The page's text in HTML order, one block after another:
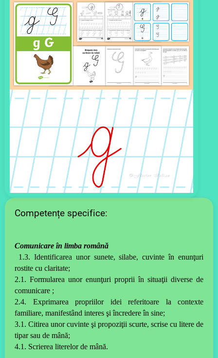
Competențe specifice:
Comunicare în limba română
1.3. Identificarea unor sunete, silabe, cuvinte în enunţuri
rostite cu claritate;
2.1. Formularea unor enunţuri proprii în situaţii diverse de
comunicare ;
2.4. Exprimarea propriilor idei referitoare la contexte
familiare, manifestând interes şi încredere în sine;
3.1. Citirea unor cuvinte şi propoziţii scurte, scrise cu litere de
tipar sau de mână;
4.1. Scrierea literelor de mână.